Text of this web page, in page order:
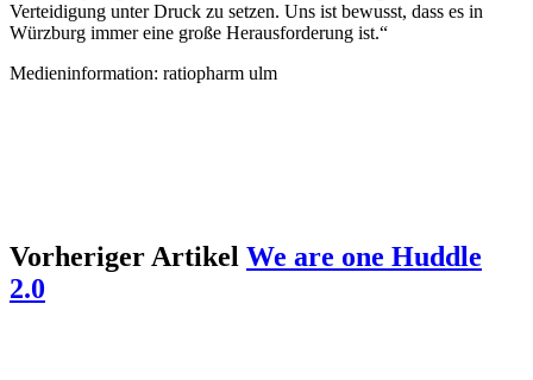
Verteidigung unter Druck zu setzen. Uns ist bewusst, dass es in
Würzburg immer eine große Herausforderung ist.“
Medieninformation: ratiopharm ulm
Vorheriger Artikel We are one Huddle
2.0